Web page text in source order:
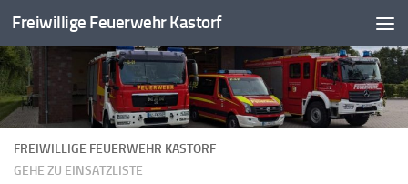
Zum Inhalt springen
Freiwillige Feuerwehr Kastorf
FREIWILLIGE FEUERWEHR KASTORF
GEHE ZU EINSATZLISTE